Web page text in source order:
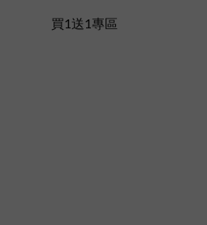
買1送1專區